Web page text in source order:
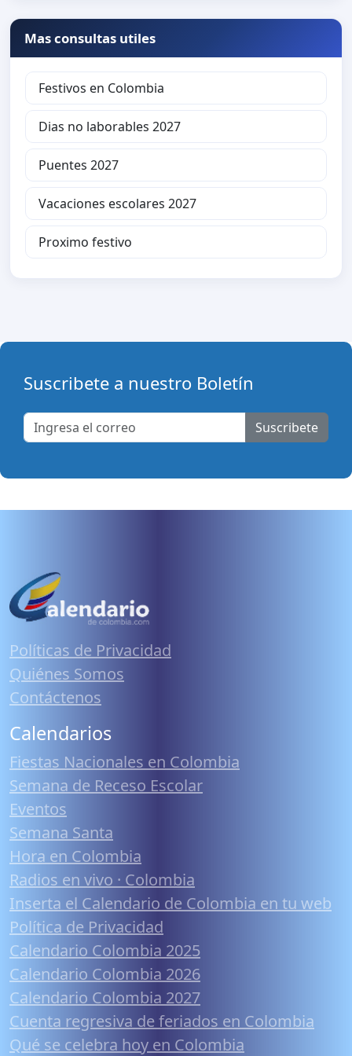
Mas consultas utiles
Festivos en Colombia
Dias no laborables 2027
Puentes 2027
Vacaciones escolares 2027
Proximo festivo
Suscribete a nuestro Boletín
Suscribete
Políticas de Privacidad
Quiénes Somos
Contáctenos
Calendarios
Fiestas Nacionales en Colombia
Semana de Receso Escolar
Eventos
Semana Santa
Hora en Colombia
Radios en vivo · Colombia
Inserta el Calendario de Colombia en tu web
Política de Privacidad
Calendario Colombia 2025
Calendario Colombia 2026
Calendario Colombia 2027
Cuenta regresiva de feriados en Colombia
Qué se celebra hoy en Colombia